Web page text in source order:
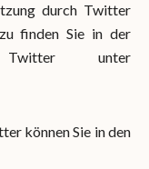
durch Twitter
finden Sie in der
Twitter unter
können Sie in den